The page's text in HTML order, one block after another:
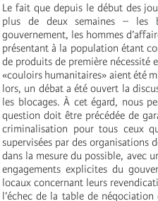
Le fait que depuis le début des
plus de deux semaines – les
gouvernement, les hommes
présentant à la population étant
de produits de première nécessité
«couloirs humanitaires» aient été
lors, un débat a été ouvert la
les blocages. À cet égard, nous
question doit être précédée de
criminalisation pour tous ceux
supervisées par des organisations
dans la mesure du possible, avec
engagements explicites du
locaux concernant leurs
l’échec de la table de